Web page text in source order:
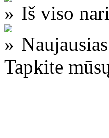
Iš viso
Tapkite